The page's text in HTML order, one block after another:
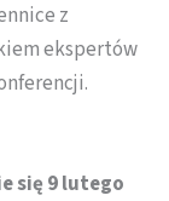
z
ekspertów
się 9 lutego